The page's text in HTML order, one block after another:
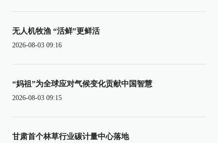
无人机牧渔 “活鲜”更鲜活
2026-08-03 09:16
“妈祖”为全球应对气候变化贡献中国智慧
2026-08-03 09:15
甘肃首个林草行业碳计量中心落地